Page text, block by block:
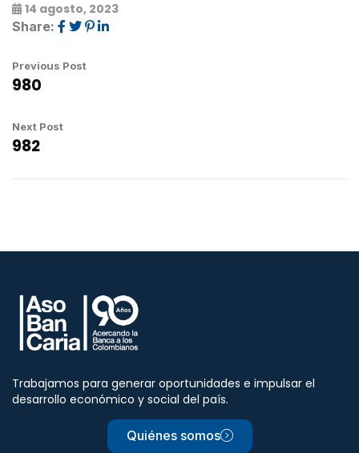
14 agosto, 2023
Share:
Previous Post
980
Next Post
982
Trabajamos para generar oportunidades e impulsar el
desarrollo económico y social del país.
Quiénes somos